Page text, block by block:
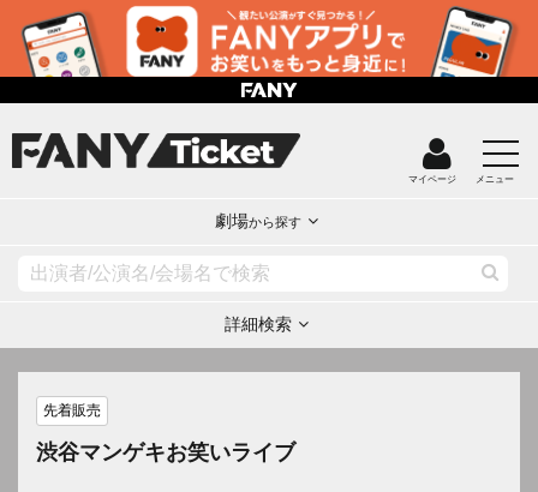
マイページ メニュー
劇場から探す
詳細検索
先着販売
渋谷マンゲキお笑いライブ